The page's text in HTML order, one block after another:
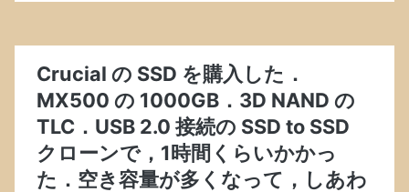
ど
積
的
に
OneDrive
を
Crucial の SSD を購入した．
MX500 の 1000GB．3D NAND の
TLC．USB 2.0 接続の SSD to SSD
クローンで，1時間くらいかかっ
た．空き容量が多くなって，しあわ